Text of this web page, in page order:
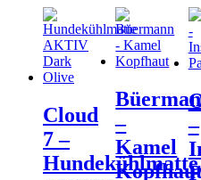
können
auf
der
Produktseite
gewählt
können
auf
der
Produktseite
gewählt
werden
Cloud
7 –
Hundekühlmatte
–
Kamel
–